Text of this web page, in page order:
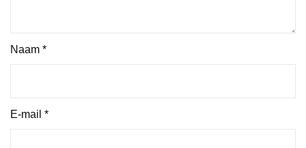
Naam *
E-mail *